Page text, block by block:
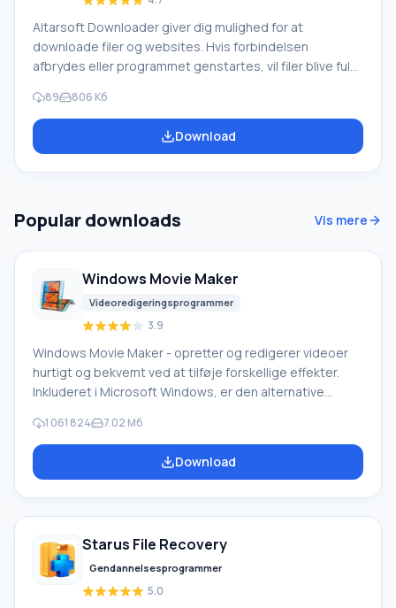
Altarsoft Downloader giver dig mulighed for at
downloade filer og websites. Hvis forbindelsen
afbrydes eller programmet genstartes, vil filer blive fuldt
Applikationen giver dig mulighed for at vælge antallet af
downloads, der skal udføres samtidigt, og antallet af
forbindelser til en fil. Filer gemmes i forskellige mapper
89 806 Kб
Download
Popular downloads Vis mere
Windows Movie Maker
Videoredigeringsprogrammer
3.9
Windows Movie Maker - opretter og redigerer videoer
hurtigt og bekvemt ved at tilføje forskellige effekter.
Inkluderet i Microsoft Windows, er den alternative
Live-softwarepakke fra Microsoft. Funktioner i Windows
Movie Maker: Optag video fra forskellige kilder
(videokameraer, mobiltelefoner, digitale videokameraer,
1 061 824 7.02 Мб
Download
Starus File Recovery
Gendannelsesprogrammer
5.0